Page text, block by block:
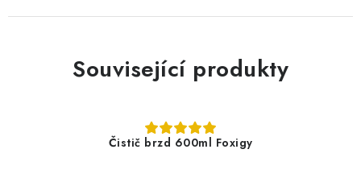
Související produkty
Čistič brzd 600ml Foxigy